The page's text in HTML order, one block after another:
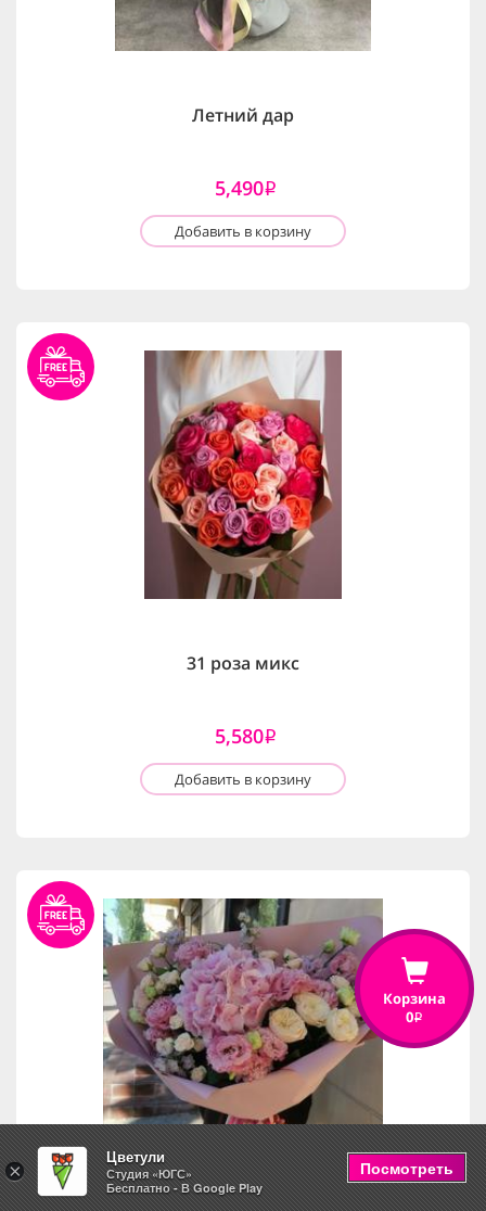
Летний дар
5,490i
Добавить в корзину
31 роза микс
5,580i
Добавить в корзину
Корзина
0i
×
Цветули
Студия «ЮГС»
Бесплатно - В Google Play
Посмотреть